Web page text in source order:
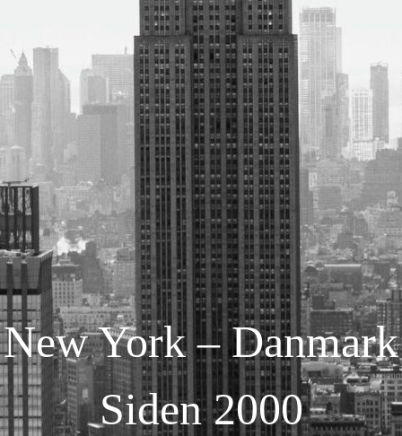
New York – Danmark
Siden 2000